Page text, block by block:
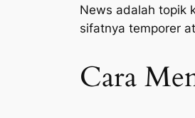
News adalah topik
sifatnya temporer
Cara